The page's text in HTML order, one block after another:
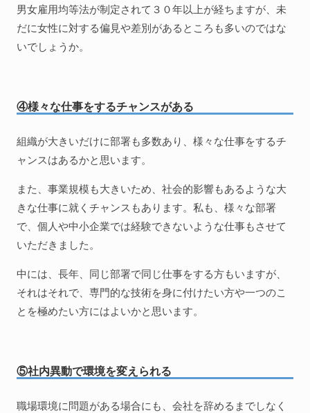
男女雇用均等法が制定されて３０年以上が経ちますが、未
だに女性に対する偏見や差別があるところも多いのではな
いでしょうか。
④様々な仕事をするチャンスがある
組織が大きいだけに部署も多数あり、様々な仕事をするチ
ャンスはあるかと思います。
また、事業規模も大きいため、社会的影響もあるような大
きな仕事に就くチャンスもあります。私も、様々な部署
で、個人や中小企業では経験できないような仕事もさせて
いただきました。
中には、長年、同じ部署で同じ仕事をする方もいますが、
それはそれで、専門的な技術を身に付けたい方や一つのこ
とを極めたい方にはよいかと思います。
⑤社内異動で環境を変えられる
職場環境に問題がある場合にも、会社を辞めるまでしなく